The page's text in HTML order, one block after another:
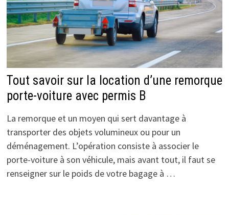
Tout savoir sur la location d’une remorque
porte-voiture avec permis B
La remorque et un moyen qui sert davantage à
transporter des objets volumineux ou pour un
déménagement. L’opération consiste à associer le
porte-voiture à son véhicule, mais avant tout, il faut se
renseigner sur le poids de votre bagage à …